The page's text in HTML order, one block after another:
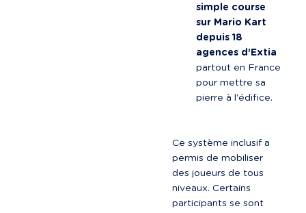
simple course
sur Mario Kart
depuis 18
agences d’Extia
partout en France
pour mettre sa
pierre à l'édifice.
Ce système inclusif a
permis de mobiliser
des joueurs de tous
niveaux. Certains
participants se sont